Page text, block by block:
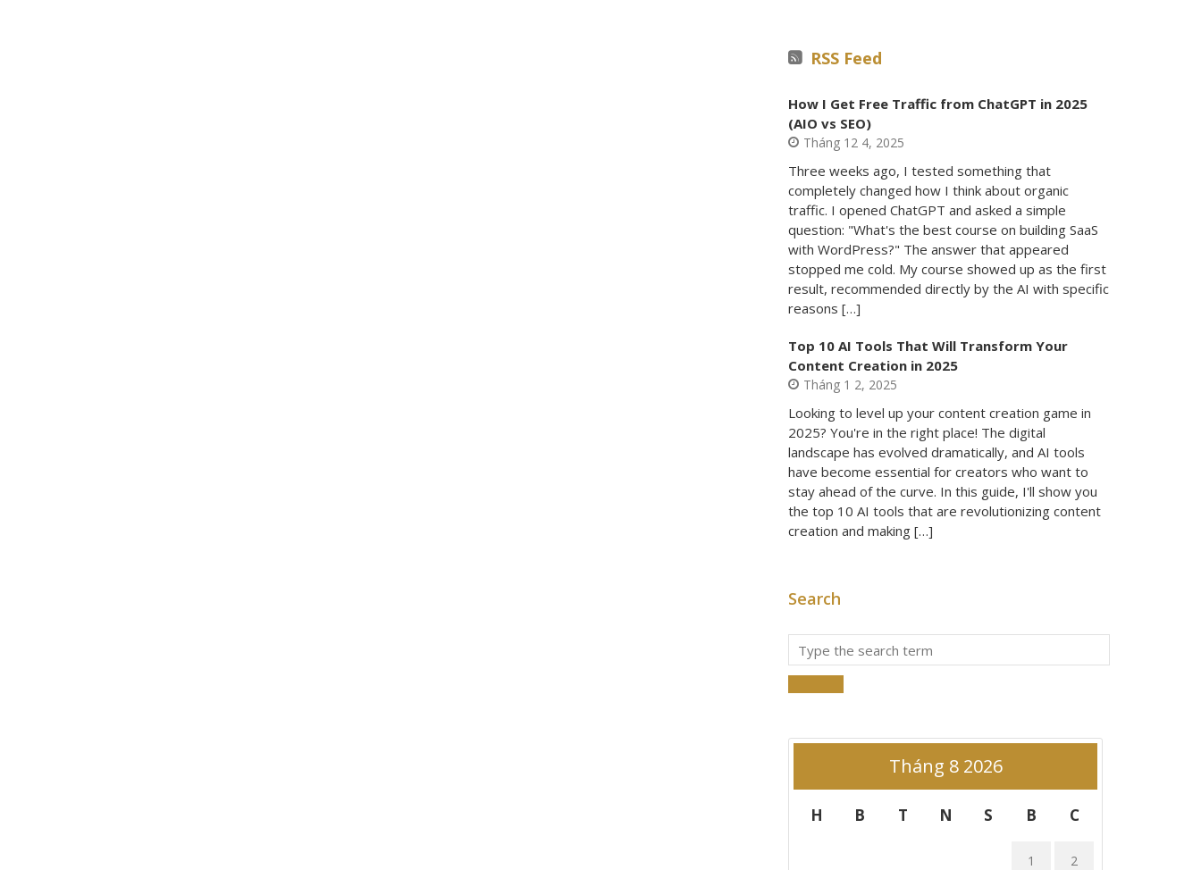
RSS Feed
How I Get Free Traffic from ChatGPT in 2025
(AIO vs SEO)
Tháng 12 4, 2025
Three weeks ago, I tested something that
completely changed how I think about organic
traffic. I opened ChatGPT and asked a simple
question: "What's the best course on building SaaS
with WordPress?" The answer that appeared
stopped me cold. My course showed up as the first
result, recommended directly by the AI with specific
reasons […]
Top 10 AI Tools That Will Transform Your
Content Creation in 2025
Tháng 1 2, 2025
Looking to level up your content creation game in
2025? You're in the right place! The digital
landscape has evolved dramatically, and AI tools
have become essential for creators who want to
stay ahead of the curve. In this guide, I'll show you
the top 10 AI tools that are revolutionizing content
creation and making […]
Search
Tháng 8 2026
H B T N S B C
1 2